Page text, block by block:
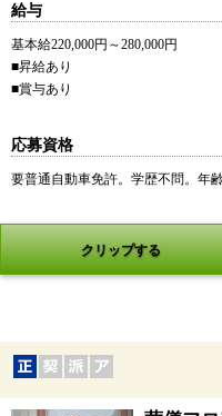
給与
基本給220,000円～280,000円
■昇給あり
■賞与あり
応募資格
要普通自動車免許。学歴不問。年
クリップする